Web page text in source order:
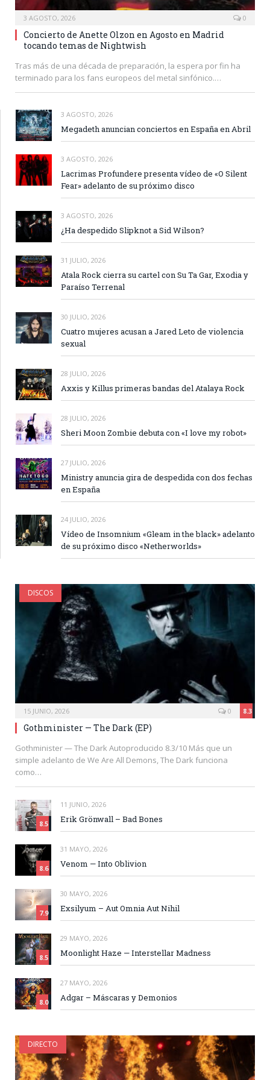
3 AGOSTO, 2026 0
Concierto de Anette Olzon en Agosto en Madrid
tocando temas de Nightwish
Tras más de una década de preparación, la espera por fin ha
terminado para los fans europeos del metal sinfónico.…
3 AGOSTO, 2026
Megadeth anuncian conciertos en España en Abril
3 AGOSTO, 2026
Lacrimas Profundere presenta vídeo de «O Silent
Fear» adelanto de su próximo disco
3 AGOSTO, 2026
¿Ha despedido Slipknot a Sid Wilson?
31 JULIO, 2026
Atala Rock cierra su cartel con Su Ta Gar, Exodia y
Paraíso Terrenal
30 JULIO, 2026
Cuatro mujeres acusan a Jared Leto de violencia
sexual
28 JULIO, 2026
Axxis y Killus primeras bandas del Atalaya Rock
28 JULIO, 2026
Sheri Moon Zombie debuta con «I love my robot»
27 JULIO, 2026
Ministry anuncia gira de despedida con dos fechas
en España
24 JULIO, 2026
Vídeo de Insomnium «Gleam in the black» adelanto
de su próximo disco «Netherworlds»
DISCOS
15 JUNIO, 2026 8.3
0
Gothminister — The Dark (EP)
Gothminister — The Dark Autoproducido 8.3/10 Más que un
simple adelanto de We Are All Demons, The Dark funciona
como…
8.5
11 JUNIO, 2026
Erik Grönwall – Bad Bones
8.6
31 MAYO, 2026
Venom — Into Oblivion
7.9
30 MAYO, 2026
Exsilyum – Aut Omnia Aut Nihil
8.5
29 MAYO, 2026
Moonlight Haze — Interstellar Madness
8.0
27 MAYO, 2026
Adgar – Máscaras y Demonios
DIRECTO